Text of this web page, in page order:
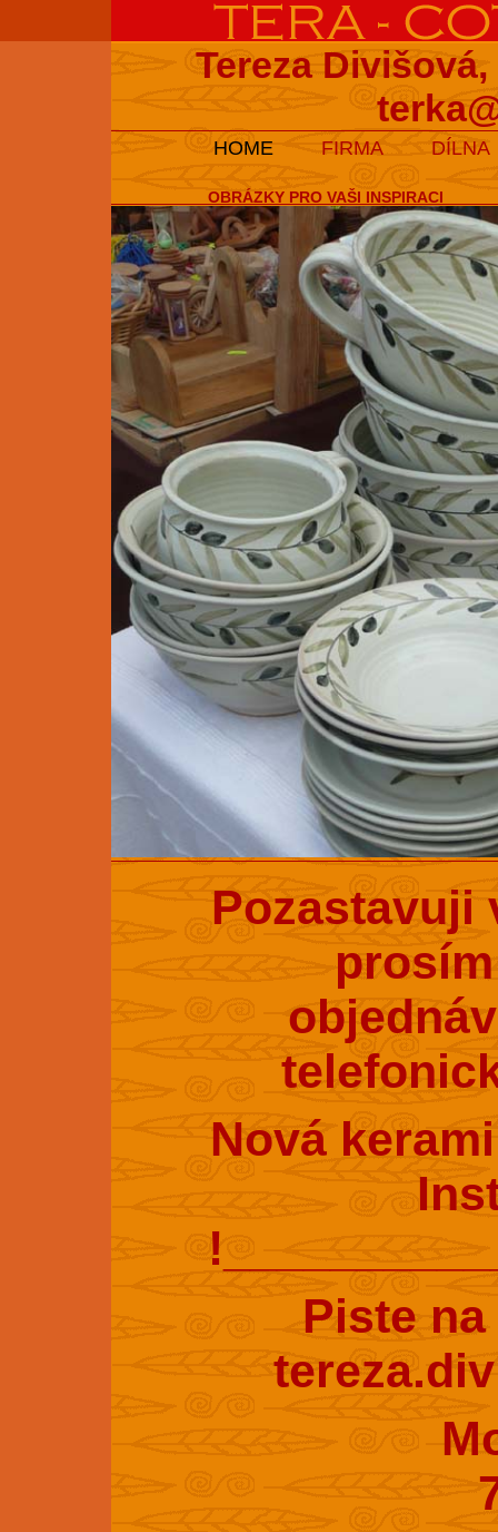
Tereza
HOME FIRMA DÍLNA
OBRÁZKY PRO VAŠI INSPIRACI
Pozastavuji
Nová
Piste
Mobil :